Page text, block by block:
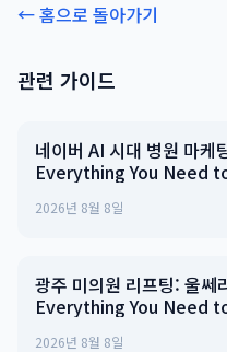
← 홈으로 돌아가기
관련 가이드
네이버 AI 시대 병원 마케
Everything You Need
2026년 8월 8일
광주 미의원 리프팅: 울쎄
Everything You Need
2026년 8월 8일